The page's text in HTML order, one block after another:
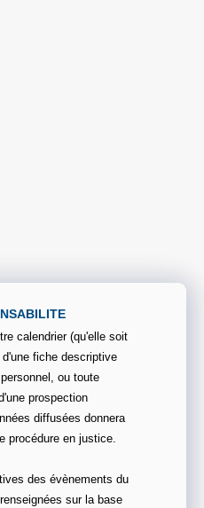
calendrier (qu'elle soit
fiche descriptive
ou toute
prospection
diffusées donnera
procédure en justice.
des évènements du
sur la base